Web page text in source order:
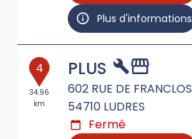
Plus d'informations
4
34.96
km
PLUS
602 RUE DE FRANCLOS
54710 LUDRES
Fermé